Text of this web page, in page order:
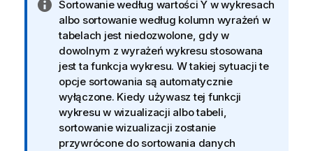
I
n
f
o
r
m
a
c
j
a
Sortowanie według wartości Y w wykresach
albo sortowanie według kolumn wyrażeń w
tabelach jest niedozwolone, gdy w
dowolnym z wyrażeń wykresu stosowana
jest ta funkcja wykresu. W takiej sytuacji te
opcje sortowania są automatycznie
wyłączone. Kiedy używasz tej funkcji
wykresu w wizualizacji albo tabeli,
sortowanie wizualizacji zostanie
przywrócone do sortowania danych